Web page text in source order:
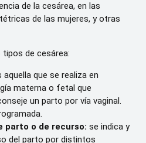
de la cesárea, en las
de las mujeres, y otras
de cesárea:
aquella que se realiza en
materna o fetal que
un parto por vía vaginal.
parto o de recurso: se indica y
del parto por distintos